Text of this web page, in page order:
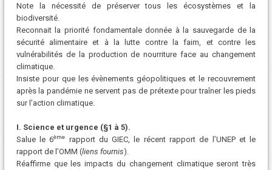
Note la nécessité de préserver tous les écosystèmes et la
biodiversité.
Reconnait la priorité fondamentale donnée à la sauvegarde de la
sécurité alimentaire et à la lutte contre la faim, et contre les
vulnérabilités de la production de nourriture face au changement
climatique.
Insiste pour que les évènements géopolitiques et le recouvrement
après la pandémie ne servent pas de prétexte pour traîner les pieds
sur l’action climatique.
I. Science et urgence (§1 à 5).
Salue le 6ème
rapport du GIEC, le récent rapport de l’UNEP et le
rapport de l’OMM (liens fournis).
Réaffirme que les impacts du changement climatique seront très